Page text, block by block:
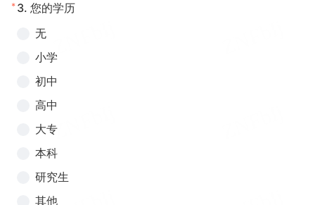
* 3. 您的学历
无
小学
初中
高中
大专
本科
研究生
其他